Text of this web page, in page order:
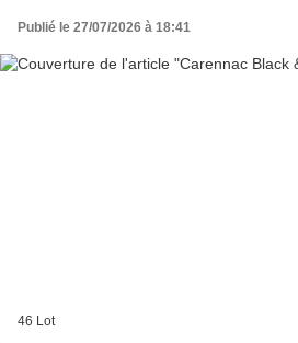
Publié le 27/07/2026 à 18:41
46 Lot